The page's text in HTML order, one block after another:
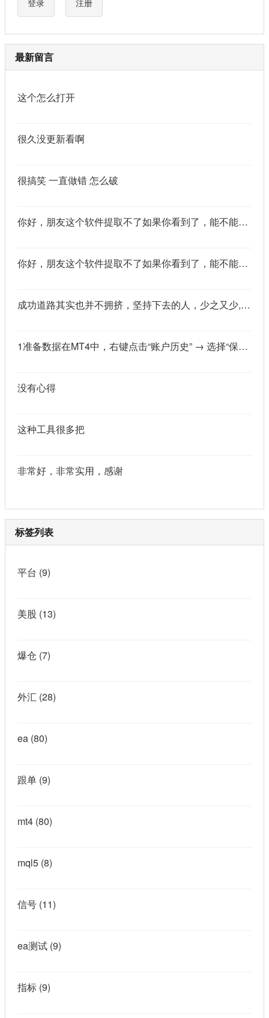
登录 注册
最新留言
这个怎么打开
很久没更新看啊
很搞笑 一直做错 怎么破
你好，朋友这个软件提取不了如果你看到了，能不能把这个纯净版的发我邮箱里不
你好，朋友这个软件提取不了如果你看到了，能不能把这个纯净版的发我邮箱里不
成功道路其实也并不拥挤，坚持下去的人，少之又少,说的真好
1准备数据在MT4中，右键点击“账户历史” → 选择“保存为详细户口结单” → 保存为一个HTML文件。用Excel打开这个HTML文件，或者打开它并复制全部内容，粘贴到一个空白Excel工作表中。2使用你的.xlsm文件打开你已经保存好的“MT4报表合并神器.xlsm”文件。将上一步中未处理的两行数据，复制并粘贴到这个.xlsm文件的第一个工作表中。3运行宏在Excel中，按快捷键 Alt + F8 打开“宏”对话框。选择名为 MergeMT4Statement_Ultimate 的宏，然后点击“执行”或“运行”。4完成宏运行后，你会发现原本错位成两行的数据，已经自动合并成一行了。
没有心得
这种工具很多把
非常好，非常实用，感谢
标签列表
平台 (9)
美股 (13)
爆仓 (7)
外汇 (28)
ea (80)
跟单 (9)
mt4 (80)
mql5 (8)
信号 (11)
ea测试 (9)
指标 (9)